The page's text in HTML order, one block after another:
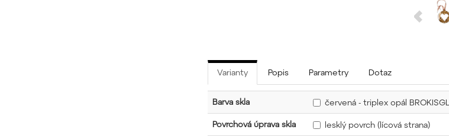
Varianty Popis Parametry Dotaz
Barva skla červená - triplex opál
Povrchová úprava skla lesklý povrch (lícová strana)